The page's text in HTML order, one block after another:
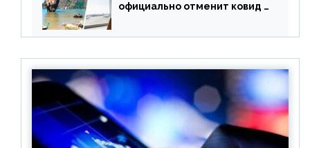
официально отменит ковид и